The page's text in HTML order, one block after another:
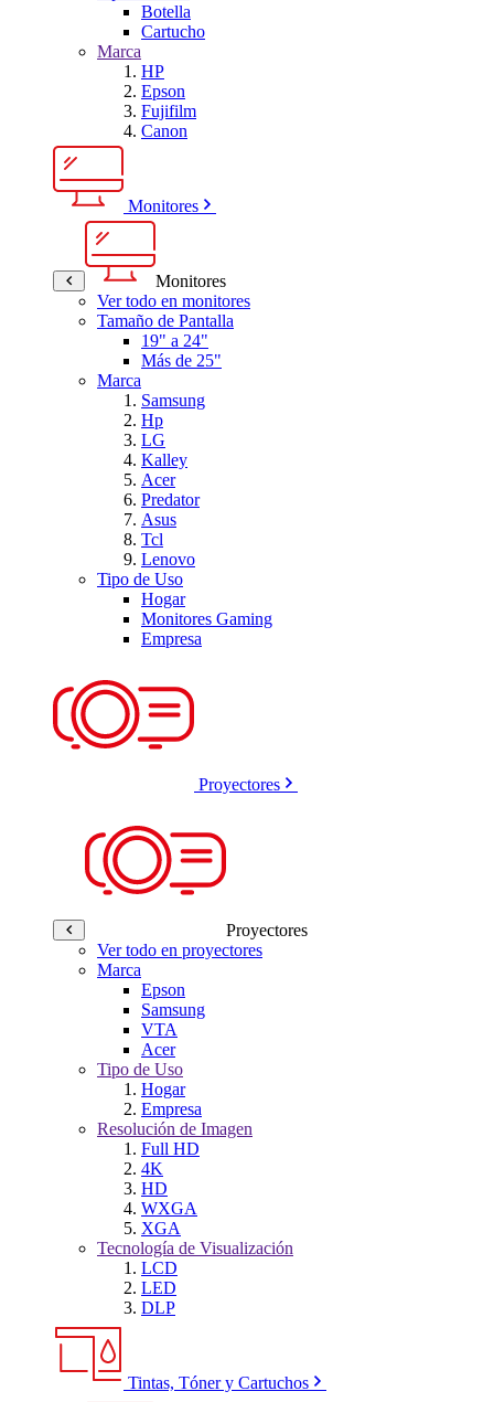
Botella
Cartucho
Marca
HP
Epson
Fujifilm
Canon
Monitores
Monitores
Ver todo en monitores
Tamaño de Pantalla
19" a 24"
Más de 25"
Marca
Samsung
Hp
LG
Kalley
Acer
Predator
Asus
Tcl
Lenovo
Tipo de Uso
Hogar
Monitores Gaming
Empresa
Proyectores
Proyectores
Ver todo en proyectores
Marca
Epson
Samsung
VTA
Acer
Tipo de Uso
Hogar
Empresa
Resolución de Imagen
Full HD
4K
HD
WXGA
XGA
Tecnología de Visualización
LCD
LED
DLP
Tintas, Tóner y Cartuchos